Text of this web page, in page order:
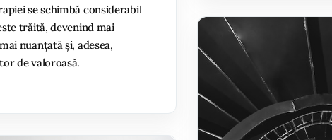
se schimbă considerabil
trăită, devenind mai
nuanțată și, adesea,
de valoroasă.